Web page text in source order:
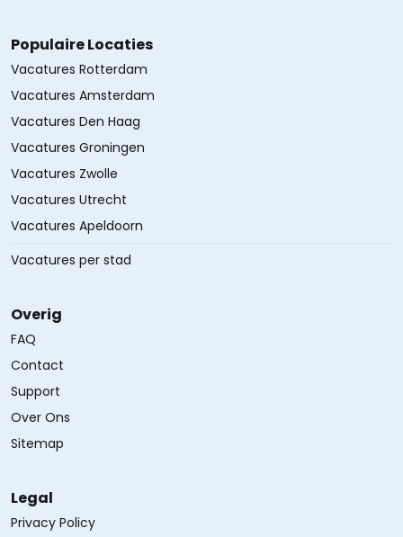
Populaire Locaties
Vacatures Rotterdam
Vacatures Amsterdam
Vacatures Den Haag
Vacatures Groningen
Vacatures Zwolle
Vacatures Utrecht
Vacatures Apeldoorn
Vacatures per stad
Overig
FAQ
Contact
Support
Over Ons
Sitemap
Legal
Privacy Policy